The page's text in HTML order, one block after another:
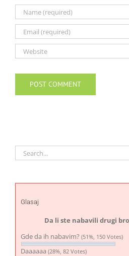
Search
for:
Glasaj
Da li ste nabavili drugi
Gde da ih nabavim? (51%, 150 Votes)
Daaaaaa (28%, 82 Votes)